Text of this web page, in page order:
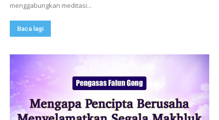
menggabungkan meditasi...
Baca lagi